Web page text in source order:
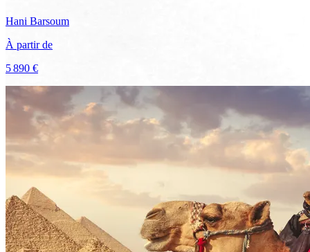
Hani Barsoum
À partir de
5 890 €
Voir le voyage